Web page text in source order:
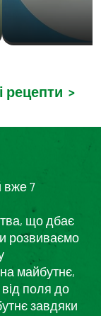
рецепти >
вже 7
що дбає
розвиваємо
майбутнє,
поля до
завдяки